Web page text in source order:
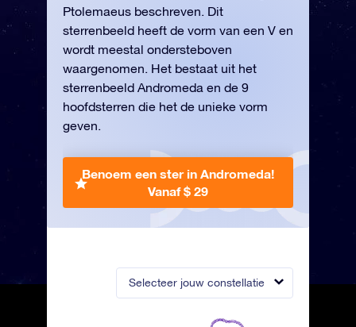
Selecteer jouw constellatie
Ptolemaeus beschreven. Dit
sterrenbeeld heeft de vorm van een V en
wordt meestal ondersteboven
waargenomen. Het bestaat uit het
sterrenbeeld Andromeda en de 9
hoofdsterren die het de unieke vorm
geven.
Benoem een ster in Andromeda!
Vanaf $ 29